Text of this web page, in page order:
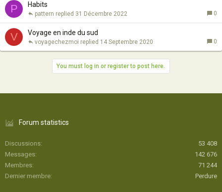
P Habits
0
31 Décembre 2022
pattern
V Voyage en inde du sud
0
14 Septembre 2020
voyagechezmoi
You must log in or register to post here.
Forum statistics
Discussions
53 408
Messages
142 676
Membres
71 244
Dernier membre
Perdure